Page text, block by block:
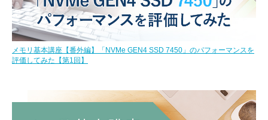
メモリ基本講座【番外編】「NVMe GEN4 SSD 7450」のパフォーマンスを
評価してみた【第1回】